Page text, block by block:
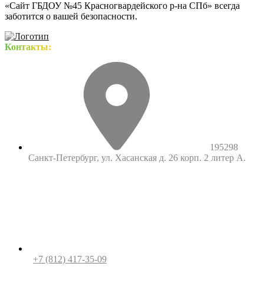
«Сайт ГБДОУ №45 Красногвардейского р-на СПб» всегда
заботится о вашей безопасности.
Контакты:
195298
Санкт-Петербург, ул. Хасанская д. 26 корп. 2 литер А.
+7 (812) 417-35-09